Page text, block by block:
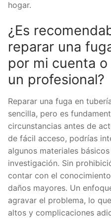
hogar.
¿Es
reparar una
por mi cuenta
un profesional?
Reparar una fuga en
sencilla, pero es
circunstancias antes de
de fácil acceso, podrías
algunos materiales
investigación. Sin
contar con el
daños mayores. Un
agravar el problema, lo
altos y complicaciones